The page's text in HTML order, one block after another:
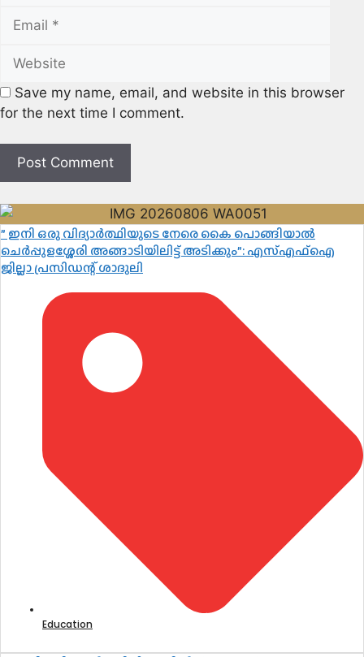
Save my name, email, and website in this browser
for the next time I comment.
” ഇനി ഒരു വിദ്യാർത്ഥിയുടെ നേരെ കൈ പൊങ്ങിയാൽ
ചെർപ്പുളശ്ശേരി അങ്ങാടിയിലിട്ട് അടിക്കും”: എസ്എഫ്ഐ
ജില്ലാ പ്രസിഡന്റ് ശാദുലി
Education